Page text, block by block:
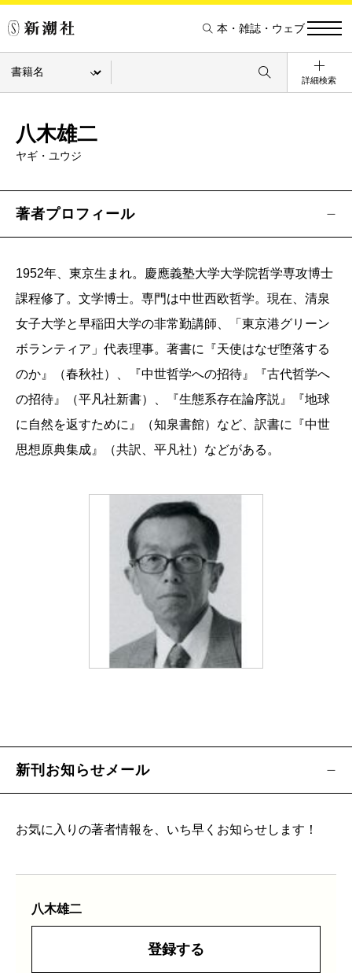
本・雑誌・ウェブ
詳細検索
八木雄二
ヤギ・ユウジ
著者プロフィール
1952年、東京生まれ。慶應義塾大学大学院哲学専攻博士
課程修了。文学博士。専門は中世西欧哲学。現在、清泉
女子大学と早稲田大学の非常勤講師、「東京港グリーン
ボランティア」代表理事。著書に『天使はなぜ堕落する
のか』（春秋社）、『中世哲学への招待』『古代哲学へ
の招待』（平凡社新書）、『生態系存在論序説』『地球
に自然を返すために』（知泉書館）など、訳書に『中世
思想原典集成』（共訳、平凡社）などがある。
新刊お知らせメール
お気に入りの著者情報を、いち早くお知らせします！
八木雄二
登録する